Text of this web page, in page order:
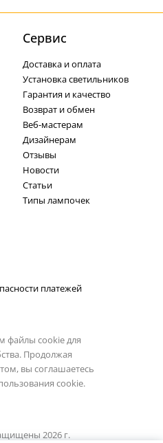
Cервис
Доставка и оплата
Установка светильников
Гарантия и качество
Возврат и обмен
Веб-мастерам
Дизайнерам
Отзывы
Новости
Статьи
Типы лампочек
платежей
файлы cookie для
Продолжая
вы соглашаетесь
cookie.
2026 г.